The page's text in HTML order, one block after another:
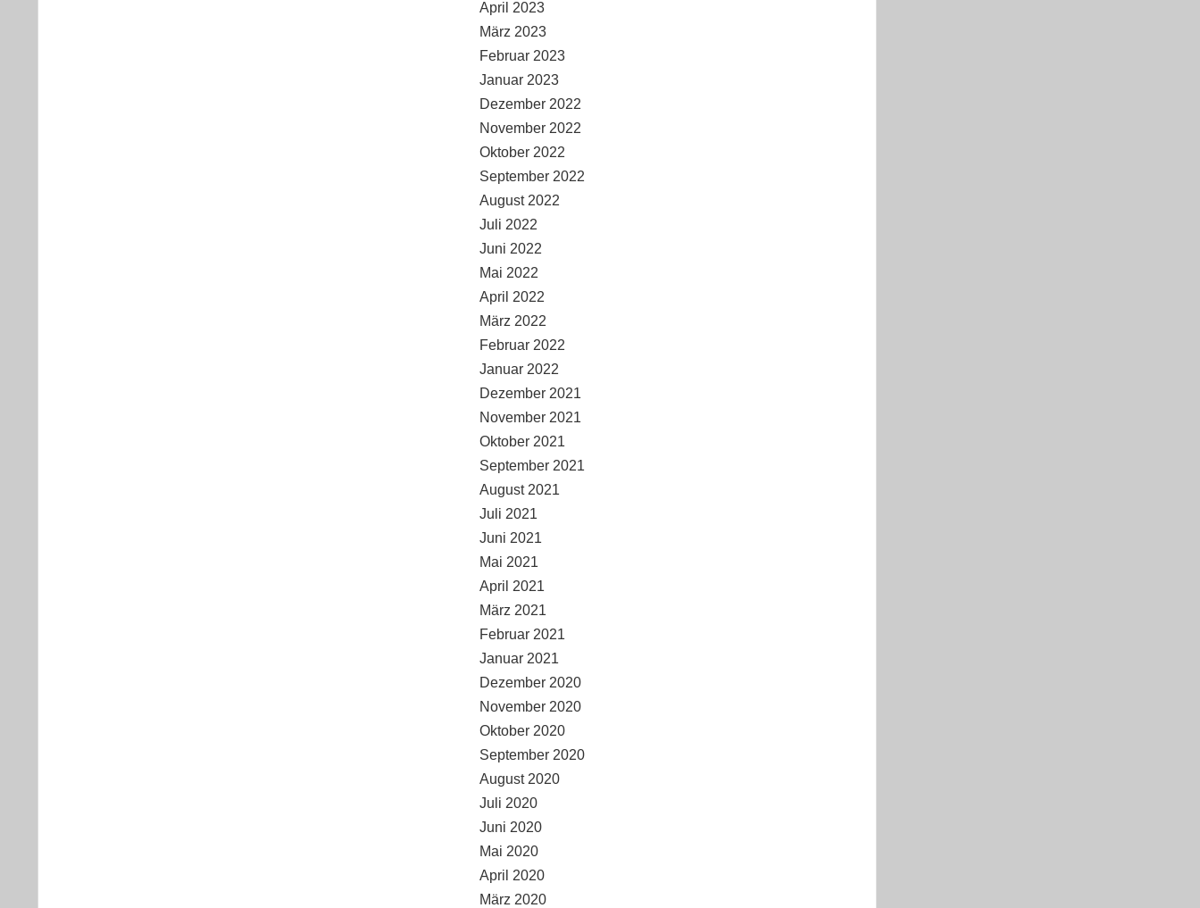
April 2023
März 2023
Februar 2023
Januar 2023
Dezember 2022
November 2022
Oktober 2022
September 2022
August 2022
Juli 2022
Juni 2022
Mai 2022
April 2022
März 2022
Februar 2022
Januar 2022
Dezember 2021
November 2021
Oktober 2021
September 2021
August 2021
Juli 2021
Juni 2021
Mai 2021
April 2021
März 2021
Februar 2021
Januar 2021
Dezember 2020
November 2020
Oktober 2020
September 2020
August 2020
Juli 2020
Juni 2020
Mai 2020
April 2020
März 2020